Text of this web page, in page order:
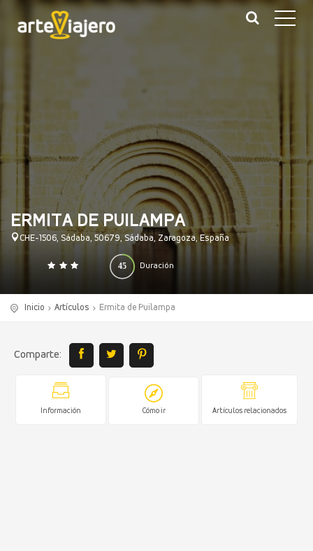
ERMITA DE PUILAMPA
CHE-1506, Sádaba, 50679, Sádaba, Zaragoza, España
Duración
45
0 140
Inicio Artículos Ermita de Puilampa
Comparte:
Información Cómo ir Artículos relacionados